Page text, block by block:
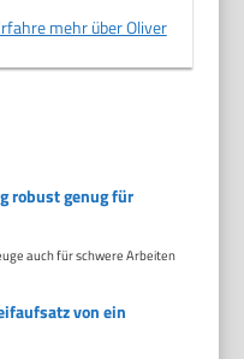
mehr über Oliver
robust genug für
auch für schwere Arbeiten
von ein